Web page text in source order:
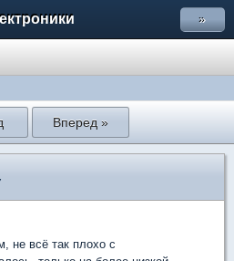
»
Вперед »
не всё так плохо с